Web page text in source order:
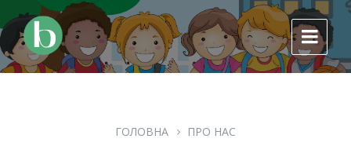
to
content
to
main
navigation
to
footer
ГОЛОВНА ПРО НАС